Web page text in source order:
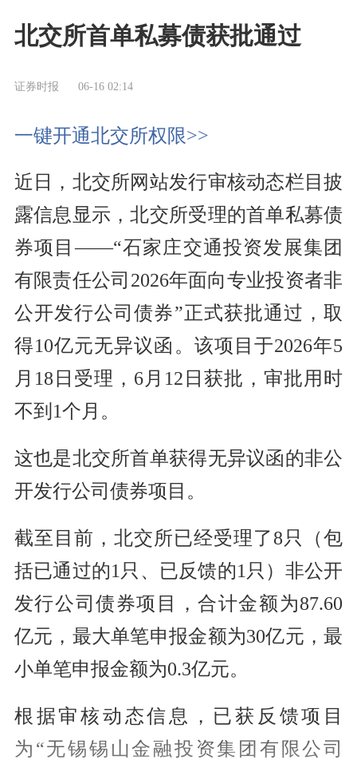
北交所首单私募债获批通过
证券时报 06-16 02:14
一键开通北交所权限>>
近日，北交所网站发行审核动态栏目披
露信息显示，北交所受理的首单私募债
券项目——“石家庄交通投资发展集团
有限责任公司2026年面向专业投资者非
公开发行公司债券”正式获批通过，取
得10亿元无异议函。该项目于2026年5
月18日受理，6月12日获批，审批用时
不到1个月。
这也是北交所首单获得无异议函的非公
开发行公司债券项目。
截至目前，北交所已经受理了8只（包
括已通过的1只、已反馈的1只）非公开
发行公司债券项目，合计金额为87.60
亿元，最大单笔申报金额为30亿元，最
小单笔申报金额为0.3亿元。
根据审核动态信息，已获反馈项目
为“无锡锡山金融投资集团有限公司